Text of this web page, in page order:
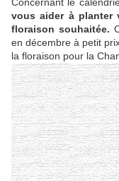
vous aider à planter
floraison souhaitée.
en décembre à petit
la floraison pour la